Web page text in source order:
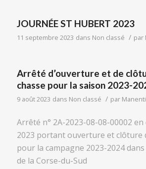
JOURNÉE ST HUBERT 2023
11 septembre 2023 dans Non classé / par
Arrêté d’ouverture et de
chasse pour la saison 2023-
9 août 2023 dans Non classé / par Manenti
Arrêté n° 2A-2023-08-08-00002
2023 portant ouverture et clôture
pour la campagne 2023-2024
de la Corse-du-Sud